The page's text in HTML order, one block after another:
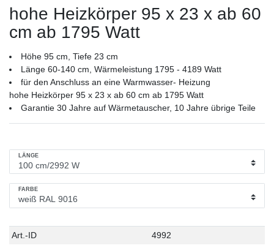
hohe Heizkörper 95 x 23 x ab 60
cm ab 1795 Watt
Höhe 95 cm, Tiefe 23 cm
Länge 60-140 cm, Wärmeleistung 1795 - 4189 Watt
für den Anschluss an eine Warmwasser- Heizung
hohe Heizkörper 95 x 23 x ab 60 cm ab 1795 Watt
Garantie 30 Jahre auf Wärmetauscher, 10 Jahre übrige Teile
LÄNGE
FARBE
Technisches
Wert
Art.-ID 4992